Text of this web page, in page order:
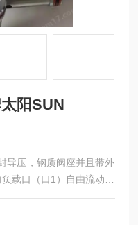
阳SUN
导压，钢质阀座并且带外
载口（口1）自由流动，
品牌太阳SUN——CKCB-